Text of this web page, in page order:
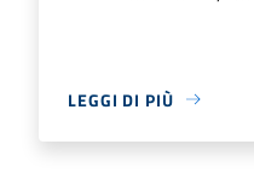
LEGGI DI PIÙ